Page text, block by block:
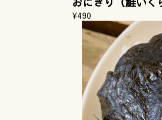
¥490